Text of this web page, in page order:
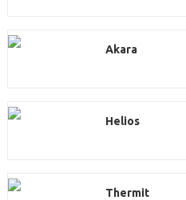
Akara
Helios
Thermit